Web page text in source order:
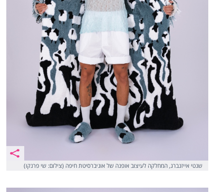
שנטי אייזנברג, המחלקה לעיצוב אופנה של אוניברסיטת חיפה (צילום: שי פרנקו)